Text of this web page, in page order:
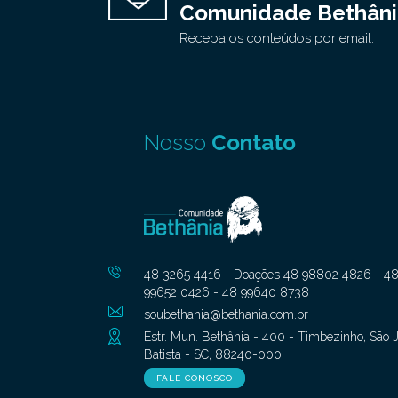
Comunidade
Receba os conteúdos por email.
Nosso Contato
48 3265 4416 - Doações 48 98802 4826 - 48
99652 0426 - 48 99640 8738
soubethania@bethania.com.br
Estr. Mun. Bethânia - 400 - Timbezinho, São
Batista - SC, 88240-000
FALE CONOSCO